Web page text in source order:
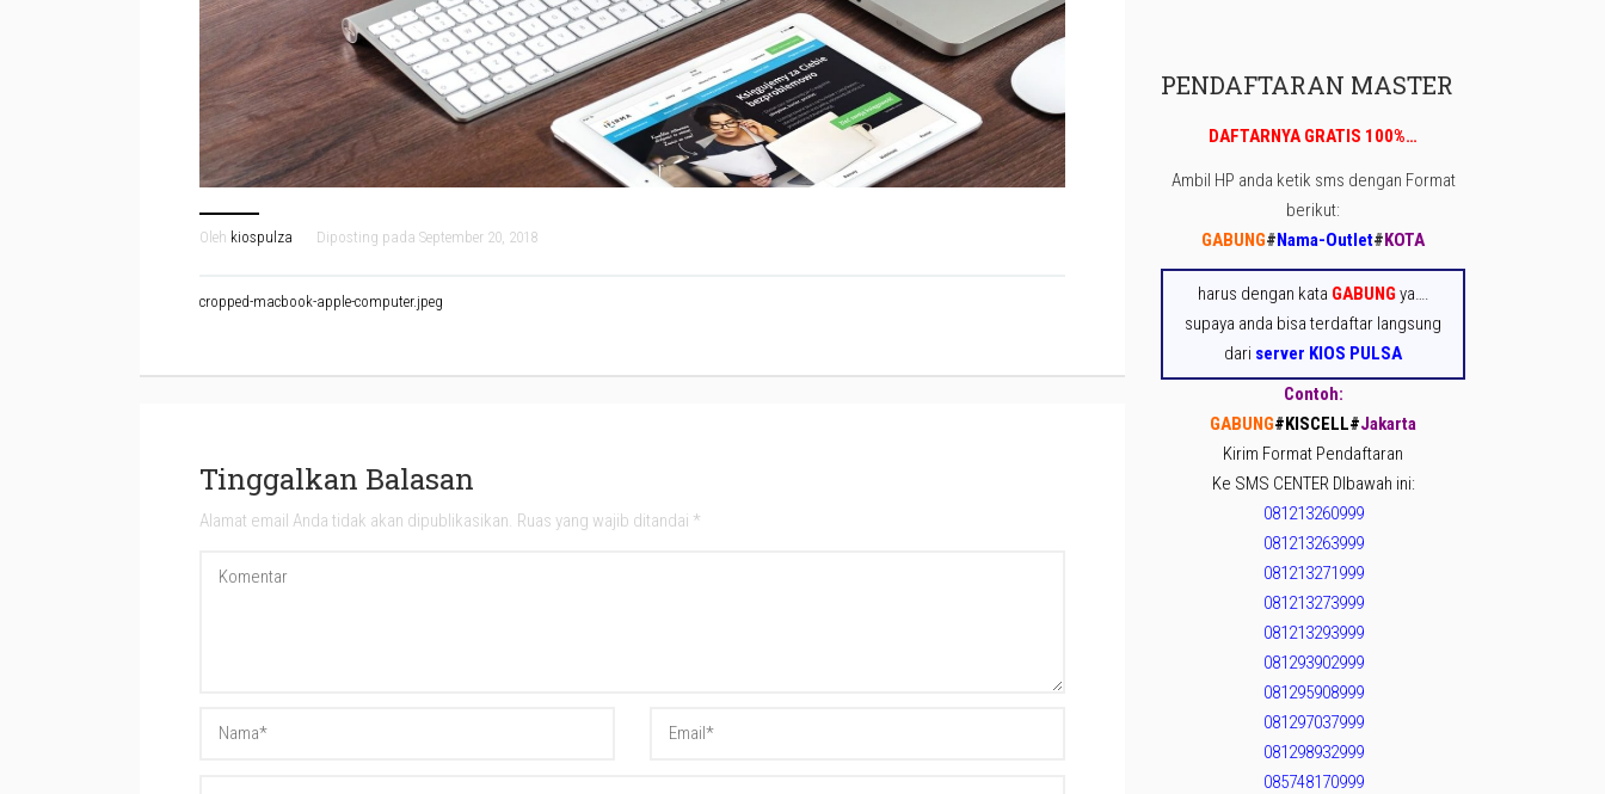
Oleh kiospulza Diposting pada September 20, 2018
Navigasi
cropped-macbook-apple-computer.jpeg
Tinggalkan Balasan
Alamat email Anda tidak akan dipublikasikan. Ruas yang wajib ditandai *
PENDAFTARAN MASTER
DAFTARNYA GRATIS 100%…
Ambil HP anda ketik sms dengan Format
berikut:
GABUNG#Nama-Outlet#KOTA
harus dengan kata GABUNG ya….
supaya anda bisa terdaftar langsung
dari server KIOS PULSA
Contoh:
GABUNG#KISCELL#Jakarta
Kirim Format Pendaftaran
Ke SMS CENTER DIbawah ini:
081213260999
081213263999
081213271999
081213273999
081213293999
081293902999
081295908999
081297037999
081298932999
085748170999